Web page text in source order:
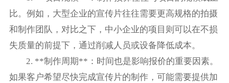
比。例如，大型企业的宣传片往往需要更高规格的拍摄
和制作团队，对比之下，中小企业的项目则可以在不损
失质量的前提下，通过削减人员或设备降低成本。
2. **制作周期**：时间也是影响报价的重要因素。
如果客户希望尽快完成宣传片的制作，可能需要提供加